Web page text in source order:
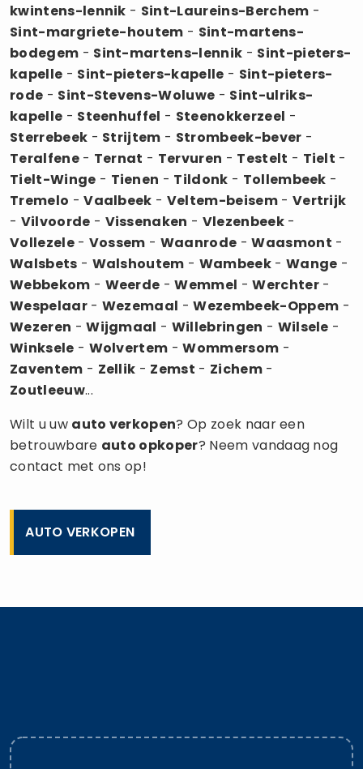
kwintens-lennik - Sint-Laureins-Berchem -
Sint-margriete-houtem - Sint-martens-
bodegem - Sint-martens-lennik - Sint-pieters-
kapelle - Sint-pieters-kapelle - Sint-pieters-
rode - Sint-Stevens-Woluwe - Sint-ulriks-
kapelle - Steenhuffel - Steenokkerzeel -
Sterrebeek - Strijtem - Strombeek-bever -
Teralfene- Ternat - Tervuren - Testelt - Tielt -
Tielt-Winge - Tienen - Tildonk - Tollembeek -
Tremelo -Vaalbeek - Veltem-beisem- Vertrijk
- Vilvoorde - Vissenaken - Vlezenbeek-
Vollezele- Vossem - Waanrode -Waasmont -
Walsbets - Walshoutem - Wambeek- Wange -
Webbekom - Weerde -Wemmel -Werchter-
Wespelaar- Wezemaal -Wezembeek-Oppem -
Wezeren -Wijgmaal - Willebringen - Wilsele -
Winksele - Wolvertem -Wommersom -
Zaventem - Zellik - Zemst - Zichem-
Zoutleeuw...
Wilt u uw auto verkopen? Op zoek naar een
betrouwbare auto opkoper? Neem vandaag nog
contact met ons op!
AUTO VERKOPEN